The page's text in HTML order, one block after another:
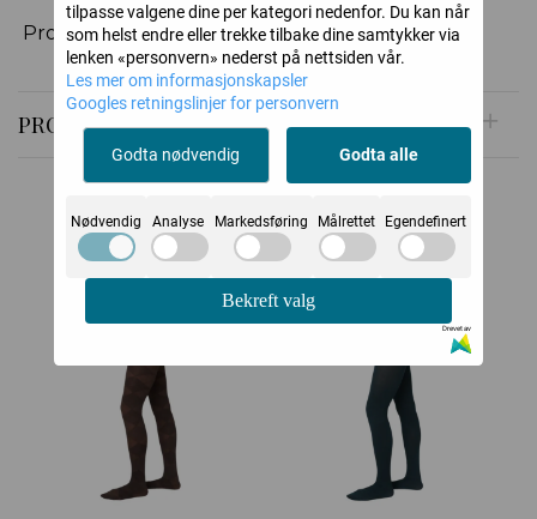
Produsert i Italia
PRODUSENT
Relaterte produkter
tilpasse valgene dine per kategori nedenfor. Du kan når
som helst endre eller trekke tilbake dine samtykker via
lenken «personvern» nederst på nettsiden vår.
Les mer om informasjonskapsler
Googles retningslinjer for personvern
Godta nødvendig Godta alle
Nødvendig Analyse Markedsføring Målrettet Egendefinert
Bekreft valg
Drevet av